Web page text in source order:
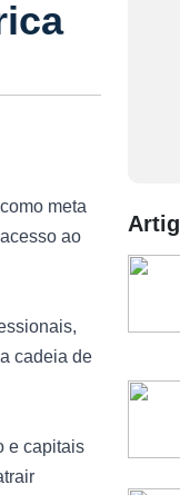
meta
ao
cadeia de
e capitais